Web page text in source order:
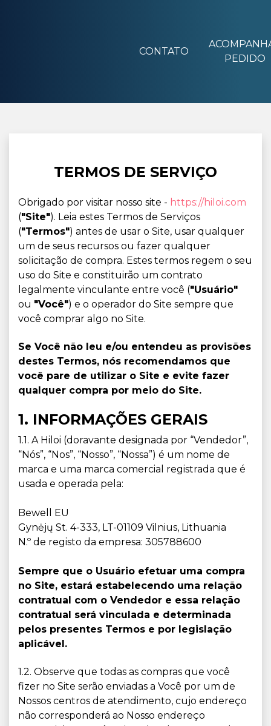
CONTATO
PEDIDO
TERMOS DE SERVIÇO
Obrigado por visitar nosso site - https://hiloi.com
("Site"). Leia estes Termos de Serviços
("Termos") antes de usar o Site, usar qualquer
um de seus recursos ou fazer qualquer
solicitação de compra. Estes termos regem o seu
uso do Site e constituirão um contrato
legalmente vinculante entre você ("Usuário"
ou "Você") e o operador do Site sempre que
você comprar algo no Site.
Se Você não leu e/ou entendeu as provisões
destes Termos, nós recomendamos que
você pare de utilizar o Site e evite fazer
qualquer compra por meio do Site.
1. INFORMAÇÕES GERAIS
1.1. A Hiloi (doravante designada por “Vendedor”,
“Nós”, “Nos”, “Nosso”, “Nossa”) é um nome de
marca e uma marca comercial registrada que é
usada e operada pela:
Bewell EU
Gynėjų St. 4-333, LT-01109 Vilnius, Lithuania
N.º de registo da empresa: 305788600
Sempre que o Usuário efetuar uma compra
no Site, estará estabelecendo uma relação
contratual com o Vendedor e essa relação
contratual será vinculada e determinada
pelos presentes Termos e por legislação
aplicável.
1.2. Observe que todas as compras que você
fizer no Site serão enviadas a Você por um de
Nossos centros de atendimento, cujo endereço
não corresponderá ao Nosso endereço